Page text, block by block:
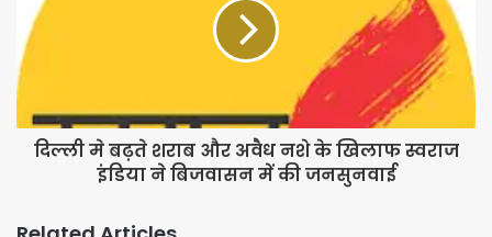
दिल्ली मे बढ़ते शराब और अवैध नशे के खिलाफ स्वराज
इंडिया ने बिजवासन में की जनसुनवाई